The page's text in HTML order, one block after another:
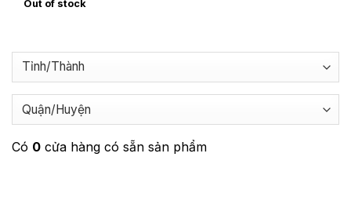
Out of stock
Có 0 cửa hàng có sẵn sản phẩm